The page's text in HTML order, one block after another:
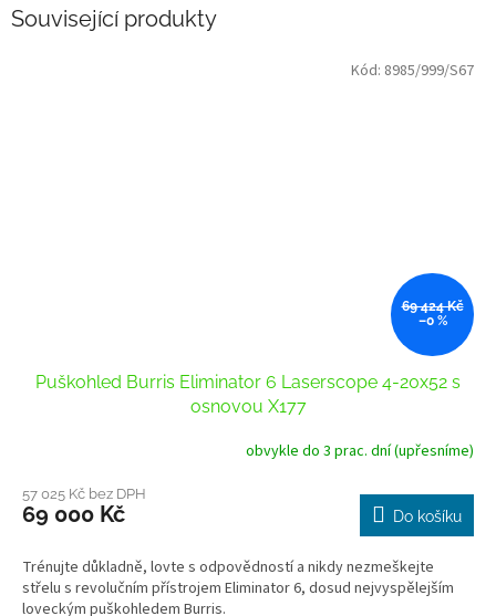
Související produkty
69 424 Kč
–0 %
Puškohled Burris Eliminator 6 Laserscope 4-20x52 s
osnovou X177
obvykle do 3 prac. dní (upřesníme)
57 025 Kč bez DPH
69 000 Kč Do košíku
Trénujte důkladně, lovte s odpovědností a nikdy nezmeškejte
střelu s revolučním přístrojem Eliminator 6, dosud nejvyspělejším
loveckým puškohledem Burris.
Kód: 8985/999/S67